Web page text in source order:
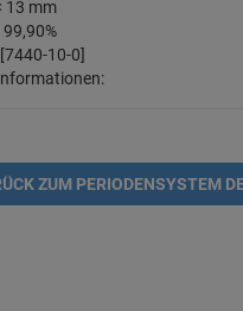
13 mm
10-0]
ZUM PERIODENSYSTEM